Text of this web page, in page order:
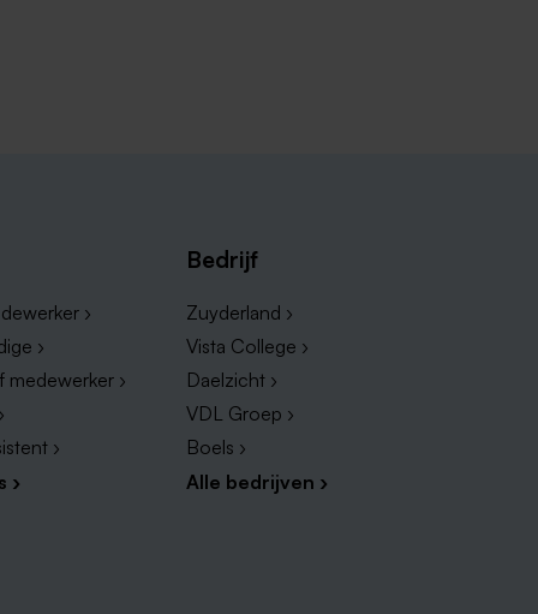
›
›
medewerker ›
›
›
Bedrijf
Zuyderland ›
Vista College ›
Daelzicht ›
VDL Groep ›
Boels ›
Alle bedrijven ›